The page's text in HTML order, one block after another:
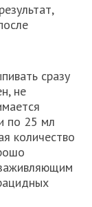
сразу
не
по 25 мл
количество